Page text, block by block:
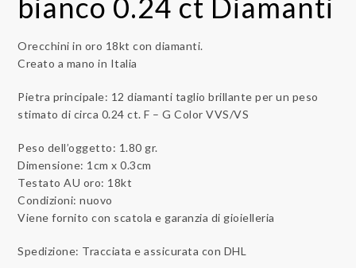
bianco 0.24 ct Diamanti
Orecchini in oro 18kt con diamanti.
Creato a mano in Italia
Pietra principale: 12 diamanti taglio brillante per un peso
stimato di circa 0.24 ct. F – G Color VVS/VS
Peso dell’oggetto: 1.80 gr.
Dimensione: 1cm x 0.3cm
Testato AU oro: 18kt
Condizioni: nuovo
Viene fornito con scatola e garanzia di gioielleria
Spedizione: Tracciata e assicurata con DHL